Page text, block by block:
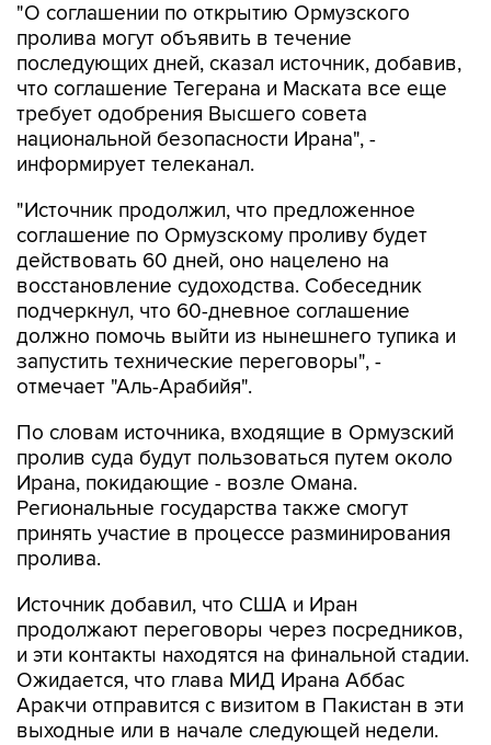
"О соглашении по открытию Ормузского
пролива могут объявить в течение
последующих дней, сказал источник, добавив,
что соглашение Тегерана и Маската все еще
требует одобрения Высшего совета
национальной безопасности Ирана", -
информирует телеканал.
"Источник продолжил, что предложенное
соглашение по Ормузскому проливу будет
действовать 60 дней, оно нацелено на
восстановление судоходства. Собеседник
подчеркнул, что 60-дневное соглашение
должно помочь выйти из нынешнего тупика и
запустить технические переговоры", -
отмечает "Аль-Арабийя".
По словам источника, входящие в Ормузский
пролив суда будут пользоваться путем около
Ирана, покидающие - возле Омана.
Региональные государства также смогут
принять участие в процессе разминирования
пролива.
Источник добавил, что США и Иран
продолжают переговоры через посредников,
и эти контакты находятся на финальной стадии.
Ожидается, что глава МИД Ирана Аббас
Аракчи отправится с визитом в Пакистан в эти
выходные или в начале следующей недели.